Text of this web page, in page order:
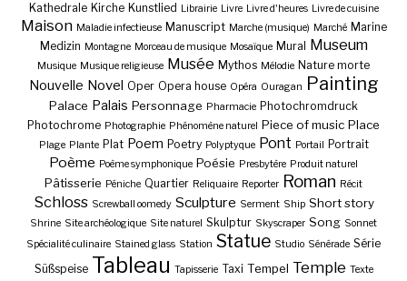
Kathedrale Kirche Kunstlied Librairie Livre Livre d'heures Livre de cuisine
Maison Maladie infectieuse Manuscript Marche (musique) Marché Marine
Medizin Montagne Morceau de musique Mosaïque Mural Museum
Musique Musique religieuse Musée Mythos Mélodie Nature morte
Nouvelle Novel Oper Opera house Opéra Ouragan Painting
Palace Palais Personnage Pharmacie Photochromdruck
Photochrome Photographie Phénomène naturel Piece of music Place
Plage Plante Plat Poem Poetry Polyptyque Pont Portail Portrait
Poème Poème symphonique Poésie Presbytère Produit naturel
Pâtisserie Péniche Quartier Reliquaire Reporter Roman Récit
Schloss Screwball oomedy Sculpture Serment Ship Short story
Shrine Site archéologique Site naturel Skulptur Skyscraper Song Sonnet
Spécialité culinaire Stained glass Station Statue Studio Sénérade Série
Süßspeise Tableau Tapisserie Taxi Tempel Temple Texte